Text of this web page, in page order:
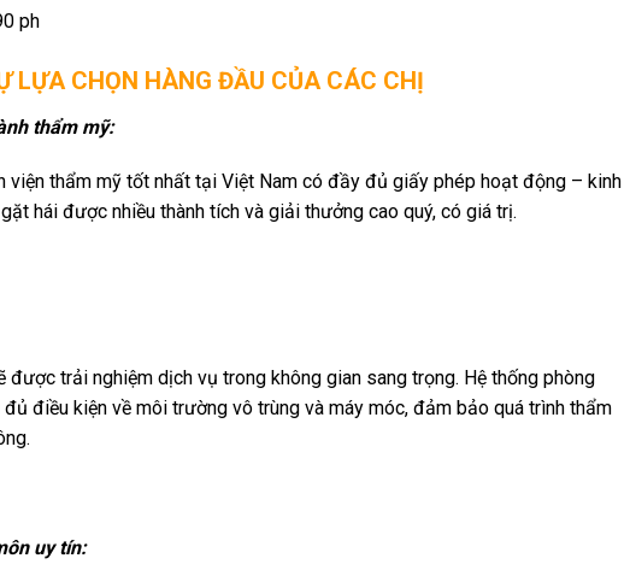
ph
LỰA CHỌN HÀNG ĐẦU CỦA CÁC CHỊ
thẩm mỹ:
viện thẩm mỹ tốt nhất tại Việt Nam có đầy đủ giấy phép hoạt động – kinh
hái được nhiều thành tích và giải thưởng cao quý, có giá trị.
được trải nghiệm dịch vụ trong không gian sang trọng. Hệ thống phòng
điều kiện về môi trường vô trùng và máy móc, đảm bảo quá trình thẩm
uy tín: